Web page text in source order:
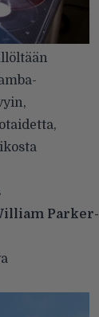
Parker-